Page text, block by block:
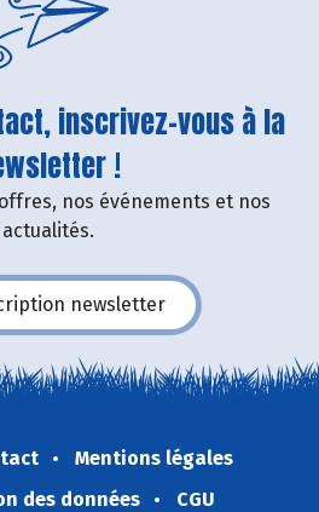
inscrivez-vous à la
!
nos événements et nos
actualités.
newsletter
Mentions légales
des données
CGU